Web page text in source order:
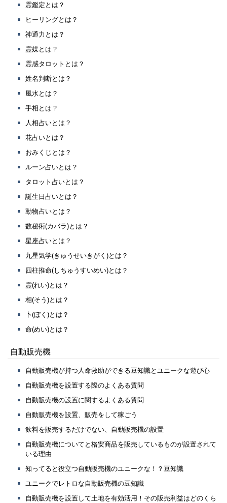
霊鑑定とは？
ヒーリングとは？
神通力とは？
霊媒とは？
霊感タロットとは？
姓名判断とは？
風水とは？
手相とは？
人相占いとは？
花占いとは？
おみくじとは？
ルーン占いとは？
タロット占いとは？
誕生日占いとは？
動物占いとは？
数秘術(カバラ)とは？
星座占いとは？
九星気学(きゅうせいきがく)とは？
四柱推命(しちゅうすいめい)とは？
霊(れい)とは？
相(そう)とは？
卜(ぼく)とは？
命(めい)とは？
自動販売機
自動販売機が持つ人命救助ができる豆知識とユニークな遊び心
自動販売機を設置する際のよくある質問
自動販売機の設置に関するよくある質問
自動販売機を設置、販売をして稼ごう
飲料を販売するだけでない、自動販売機の設置
自動販売機についてと格安商品を販売しているものが設置されて
いる理由
知ってると役立つ自動販売機のユニークな！？豆知識
ユニークでレトロな自動販売機の豆知識
自動販売機を設置して土地を有効活用！その販売利益はどのくら